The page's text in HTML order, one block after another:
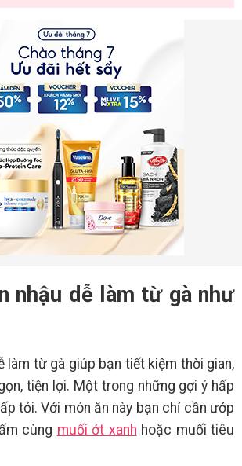
nhậu dễ làm từ gà như
làm từ gà giúp bạn tiết kiệm thời gian,
tiện lợi. Một trong những gợi ý hấp
tỏi. Với món ăn này bạn chỉ cần ướp
cùng muối ớt xanh hoặc muối tiêu